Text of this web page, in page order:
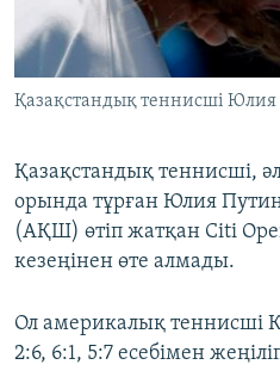
ЖАЗЫЛЫҢЫЗ
Қазақстандық теннисші Юлия
Қазақстандық теннисші,
орында тұрған Юлия
(АҚШ) өтіп жатқан Citi
кезеңінен өте алмады.
Ол америкалық теннисші
2:6, 6:1, 5:7 есебімен